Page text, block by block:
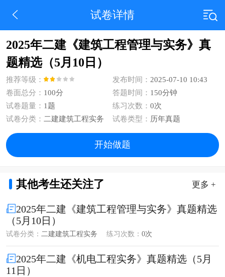
试卷详情
2025年二建《建筑工程管理与实务》真
题精选（5月10日）
推荐等级： 发布时间： 2025-07-10 10:43
卷面总分： 100分 答题时间： 150分钟
试卷题量： 1题 练习次数： 0次
试卷分类： 二建建筑工程实务 试卷类型： 历年真题
开始做题
其他考生还关注了 更多 +
2025年二建《建筑工程管理与实务》真题精选
（5月10日）
试卷分类： 二建建筑工程实务 练习次数： 0次
2025年二建《机电工程实务》真题精选（5月
11日）